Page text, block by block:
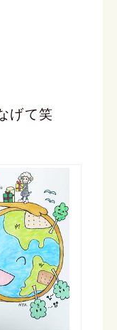
げて笑